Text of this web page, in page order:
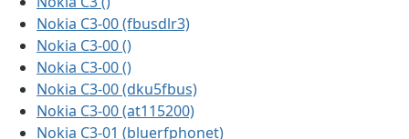
Nokia C3-00 (fbusdlr3)
Nokia C3-00 ()
Nokia C3-00 ()
Nokia C3-00 (dku5fbus)
Nokia C3-00 (at115200)
Nokia C3-01 (bluerfphonet)